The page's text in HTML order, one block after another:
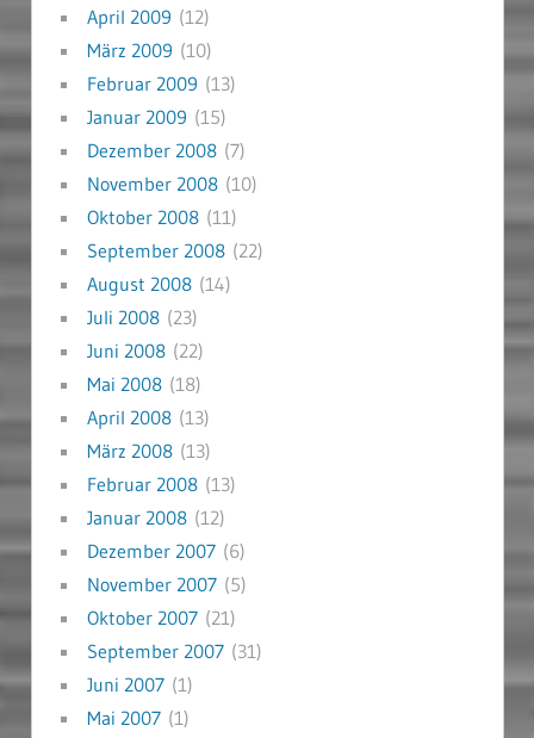
April 2009 (12)
März 2009 (10)
Februar 2009 (13)
Januar 2009 (15)
Dezember 2008(7)
November 2008(10)
Oktober 2008(11)
September 2008(22)
August 2008(14)
Juli 2008(23)
Juni 2008(22)
Mai 2008(18)
April 2008(13)
März 2008(13)
Februar 2008(13)
Januar 2008(12)
Dezember 2007(6)
November 2007(5)
Oktober 2007(21)
September 2007(31)
Juni 2007(1)
Mai 2007(1)